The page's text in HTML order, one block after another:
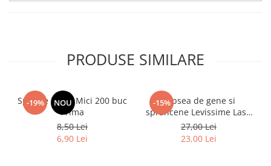
PRODUSE SIMILARE
-19% NOU
Spatule Lemn Mici 200 buc
Prima
8,50 Lei
6,90 Lei
-15%Vopsea de gene si
sprancene Levissime Lash
Color 7-7 Maro Deschis
15ml
27,00 Lei
23,00 Lei